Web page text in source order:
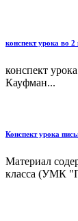
конспект урока во
конспект
Кауфман...
Конспект урока
Материал
класса (УМК